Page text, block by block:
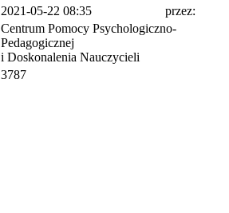
2021-05-22 08:35
przez:
Centrum Pomocy Psychologiczno-
Pedagogicznej
i Doskonalenia Nauczycieli
3787